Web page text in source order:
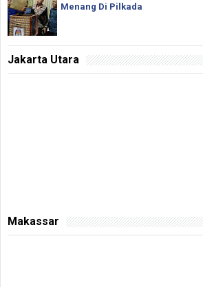
Menang Di Pilkada
Jakarta Utara
Makassar